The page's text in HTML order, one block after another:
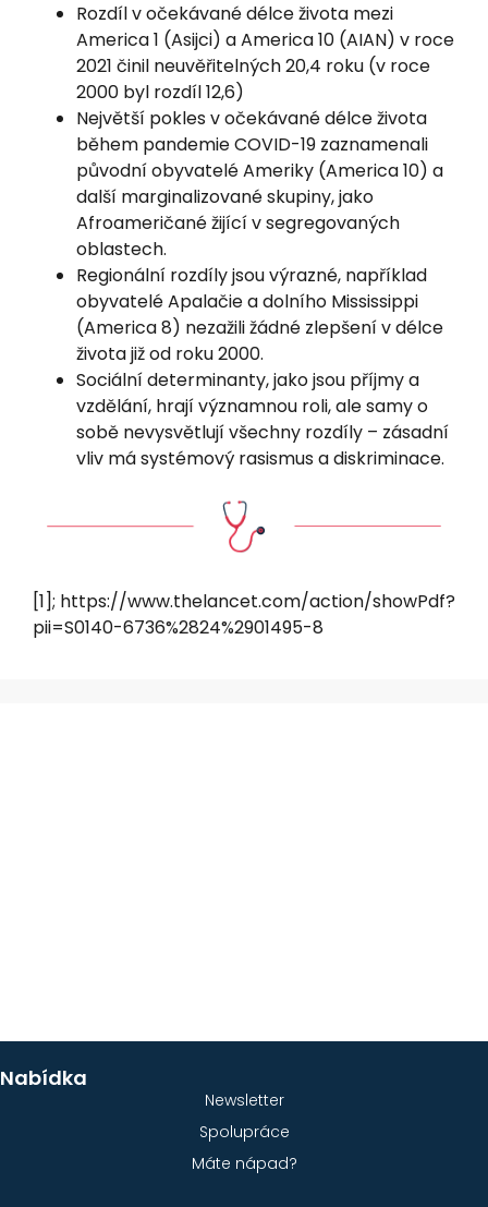
Rozdíl v očekávané délce života mezi
America 1 (Asijci) a America 10 (AIAN) v roce
2021 činil neuvěřitelných 20,4 roku (v roce
2000 byl rozdíl 12,6)
Největší pokles v očekávané délce života
během pandemie COVID-19 zaznamenali
původní obyvatelé Ameriky (America 10) a
další marginalizované skupiny, jako
Afroameričané žijící v segregovaných
oblastech.
Regionální rozdíly jsou výrazné, například
obyvatelé Apalačie a dolního Mississippi
(America 8) nezažili žádné zlepšení v délce
života již od roku 2000.
Sociální determinanty, jako jsou příjmy a
vzdělání, hrají významnou roli, ale samy o
sobě nevysvětlují všechny rozdíly – zásadní
vliv má systémový rasismus a diskriminace.
[1]; https://www.thelancet.com/action/showPdf?
pii=S0140-6736%2824%2901495-8
Nabídka
Newsletter
Spolupráce
Máte nápad?